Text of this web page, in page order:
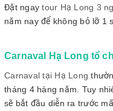
Đặt ngaytour Hạ Long 3
năm nay để không bỏ lỡ 1
Carnaval Hạ Long tổ
Carnaval tại Hạ Long
tháng 4 hàng năm. Tuy
sẽ bắt đầu diễn ra trước